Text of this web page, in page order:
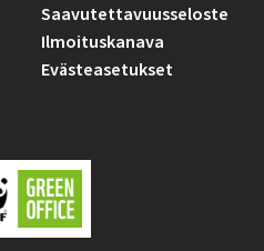
Saavutettavuusseloste
Ilmoituskanava
Evästeasetukset